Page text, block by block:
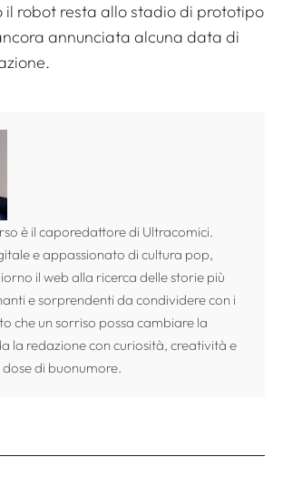
il robot resta allo stadio di prototipo
annunciata alcuna data di
è il caporedattore di Ultracomici.
e appassionato di cultura pop,
il web alla ricerca delle storie più
e sorprendenti da condividere con i
che un sorriso possa cambiare la
la redazione con curiosità, creatività e
di buonumore.